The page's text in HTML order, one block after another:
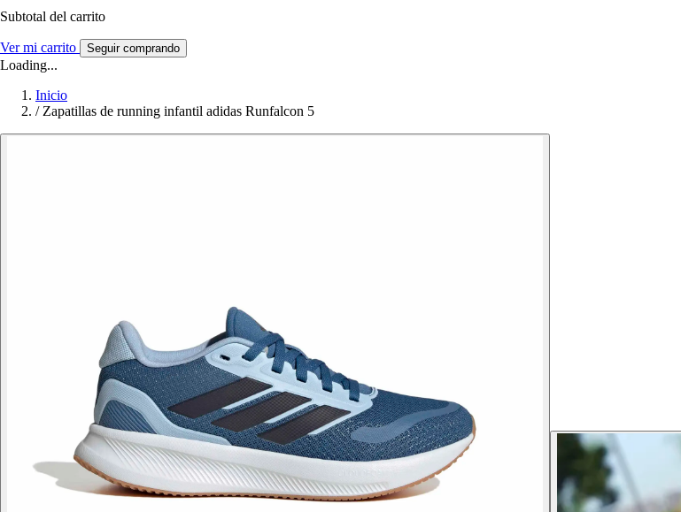
Subtotal del carrito
Ver mi carrito Seguir comprando
Loading...
Inicio
/ Zapatillas de running infantil adidas Runfalcon 5